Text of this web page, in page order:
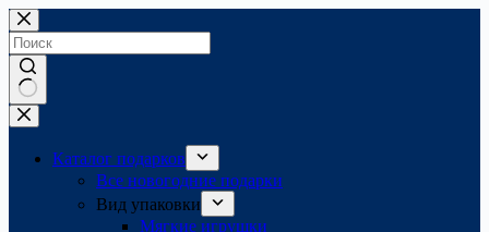
Перейти
к
сути
Ничего
не
найденоКаталог подарков
Все новогодние подарки
Вид упаковки
Мягкие игрушки